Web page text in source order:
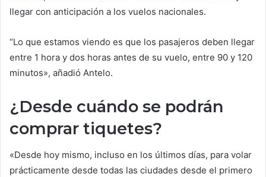
llegar con anticipación a los vuelos nacionales.
“Lo que estamos viendo es que los pasajeros deben llegar
entre 1 hora y dos horas antes de su vuelo, entre 90 y 120
minutos», añadió Antelo.
¿Desde cuándo se podrán
comprar tiquetes?
«Desde hoy mismo, incluso en los últimos días, para volar
prácticamente desde todas las ciudades desde el primero